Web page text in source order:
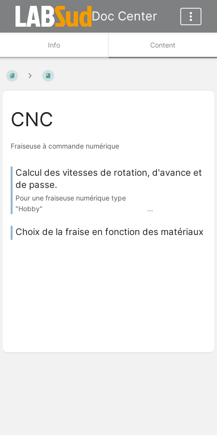
Doc Center
Info Content
CNC
Fraiseuse à commande numérique
Calcul des vitesses de rotation, d'avance et
de passe.
Pour une fraiseuse numérique type
"Hobby" ...
Choix de la fraise en fonction des matériaux